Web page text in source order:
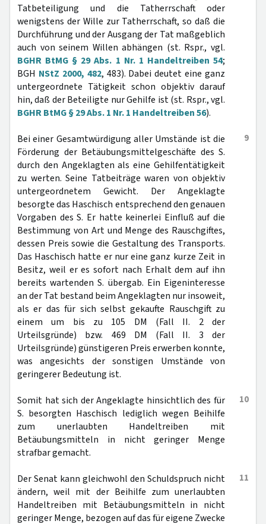
Tatbeteiligung und die Tatherrschaft oder
wenigstens der Wille zur Tatherrschaft, so daß die
Durchführung und der Ausgang der Tat maßgeblich
auch von seinem Willen abhängen (st. Rspr., vgl.
BGHR BtMG § 29 Abs. 1 Nr. 1 Handeltreiben 54;
BGH NStZ 2000, 482, 483). Dabei deutet eine ganz
untergeordnete Tätigkeit schon objektiv darauf
hin, daß der Beteiligte nur Gehilfe ist (st. Rspr., vgl.
BGHR BtMG § 29 Abs. 1 Nr. 1 Handeltreiben 56).
9
Bei einer Gesamtwürdigung aller Umstände ist die
Förderung der Betäubungsmittelgeschäfte des S.
durch den Angeklagten als eine Gehilfentätigkeit
zu werten. Seine Tatbeiträge waren von objektiv
untergeordnetem Gewicht. Der Angeklagte
besorgte das Haschisch entsprechend den genauen
Vorgaben des S. Er hatte keinerlei Einfluß auf die
Bestimmung von Art und Menge des Rauschgiftes,
dessen Preis sowie die Gestaltung des Transports.
Das Haschisch hatte er nur eine ganz kurze Zeit in
Besitz, weil er es sofort nach Erhalt dem auf ihn
bereits wartenden S. übergab. Ein Eigeninteresse
an der Tat bestand beim Angeklagten nur insoweit,
als er das für sich selbst gekaufte Rauschgift zu
einem um bis zu 105 DM (Fall II. 2 der
Urteilsgründe) bzw. 469 DM (Fall II. 3 der
Urteilsgründe) günstigeren Preis erwerben konnte,
was angesichts der sonstigen Umstände von
geringerer Bedeutung ist.
10
Somit hat sich der Angeklagte hinsichtlich des für
S. besorgten Haschisch lediglich wegen Beihilfe
zum unerlaubten Handeltreiben mit
Betäubungsmitteln in nicht geringer Menge
strafbar gemacht.
11
Der Senat kann gleichwohl den Schuldspruch nicht
ändern, weil mit der Beihilfe zum unerlaubten
Handeltreiben mit Betäubungsmitteln in nicht
geringer Menge, bezogen auf das für eigene Zwecke